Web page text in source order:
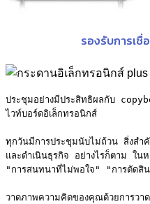
รองรับการเชื่
ประชุมอย่างมีประสิทธิผลกับ
ไวท์บอร์ดอิเล็กทรอนิกส์
ทุกวันมีการประชุมนับไม่ถ้วน สิ่งสำ
และดำเนินธุรกิจ อย่างไรก็ตาม
"การสนทนาที่ไม่พอใจ" "การตัดสิน
วาดภาพความคิดของคุณด้วยการวา